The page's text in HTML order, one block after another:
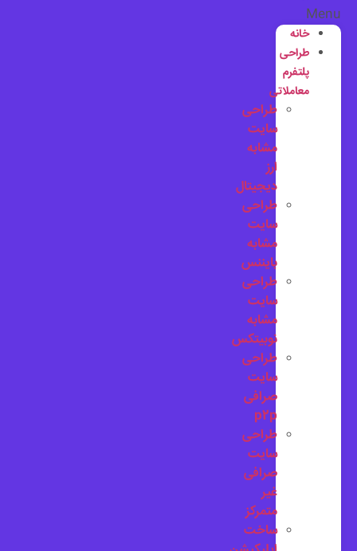
Menu
خانه
طراحی
پلتفرم
معاملاتی
طراحی
سایت
مشابه
ارز
دیجیتال
طراحی
سایت
مشابه
بایننس
طراحی
سایت
مشابه
نوبیتکس
طراحی
سایت
صرافی
p2p
طراحی
سایت
صرافی
غیر
متمرکز
ساخت